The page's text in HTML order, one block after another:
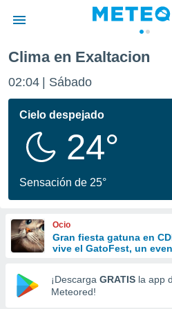
de
ha sido
calidad.
a este
las
y
forma
digital
basada
Clima en Exaltacion
02:04 Sábado
Cielo despejado
24°
Sensación de 25°
Ocio
Gran fiesta gatuna en
vive el GatoFest, un
¡Descarga GRATIS la app
Meteored!